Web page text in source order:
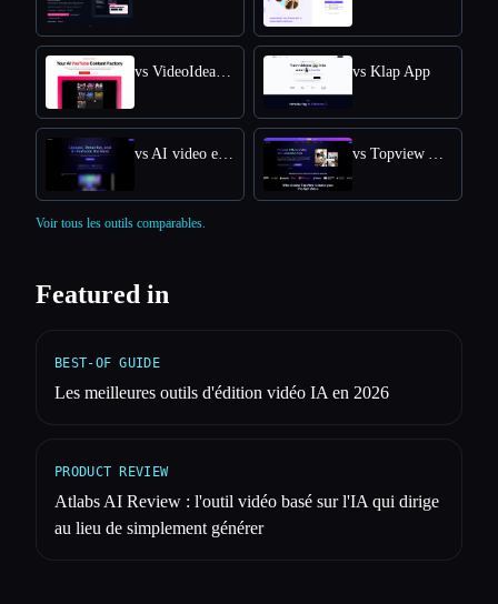
vs VideoIdeas AI vs Klap App
vs AI video editor vs Topview AI URL to Video
Voir tous les outils comparables.
Featured in
BEST-OF GUIDE
Les meilleures outils d'édition vidéo IA en 2026
PRODUCT REVIEW
Atlabs AI Review : l'outil vidéo basé sur l'IA qui dirige
au lieu de simplement générer